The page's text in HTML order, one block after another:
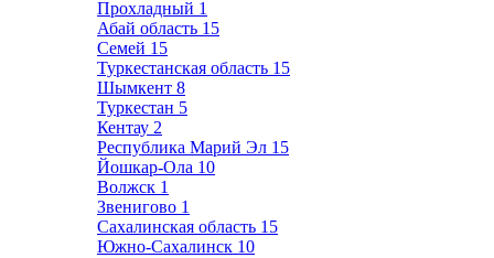
Прохладный 1
Абай область 15
Семей 15
Туркестанская область 15
Шымкент 8
Туркестан 5
Кентау 2
Республика Марий Эл 15
Йошкар-Ола 10
Волжск 1
Звенигово 1
Сахалинская область 15
Южно-Сахалинск 10